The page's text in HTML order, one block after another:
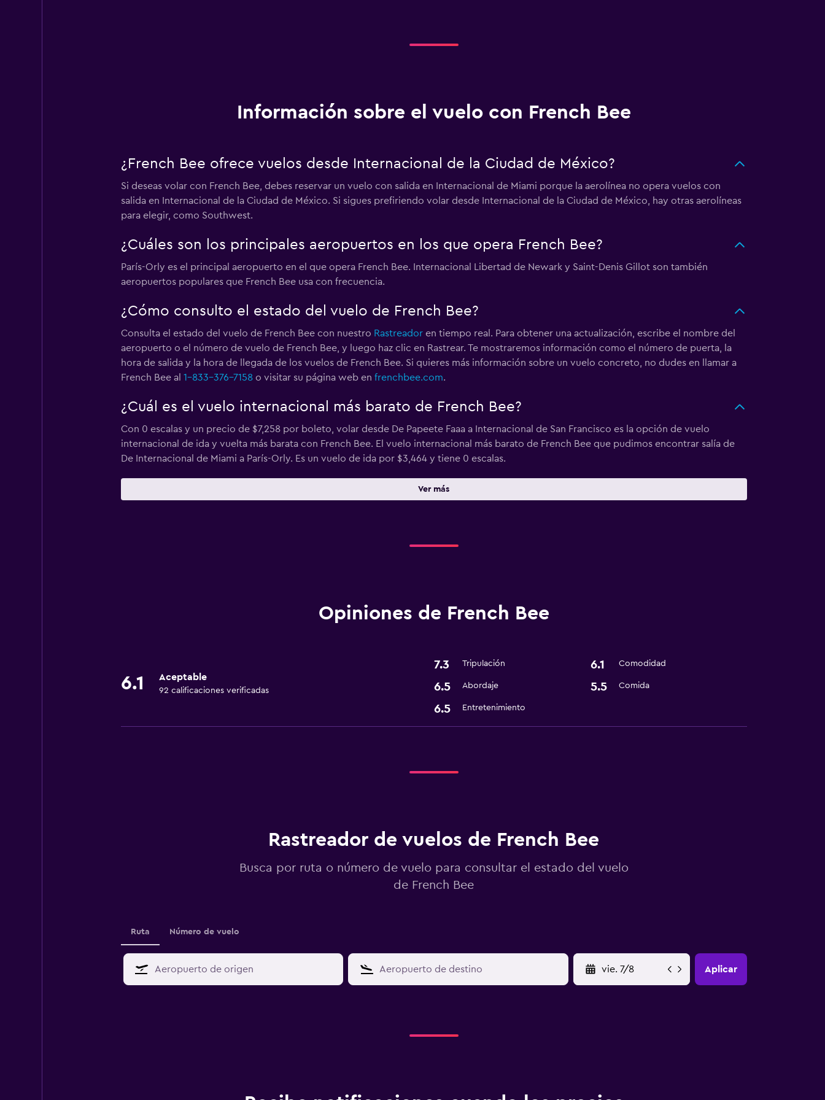
Información sobre el vuelo con French Bee
¿French Bee ofrece vuelos desde Internacional de la Ciudad de México?
Si deseas volar con French Bee, debes reservar un vuelo con salida en Internacional de Miami porque la aerolínea no opera vuelos con
salida en Internacional de la Ciudad de México. Si sigues prefiriendo volar desde Internacional de la Ciudad de México, hay otras aerolíneas
para elegir, como Southwest.
¿Cuáles son los principales aeropuertos en los que opera French Bee?
París-Orly es el principal aeropuerto en el que opera French Bee. Internacional Libertad de Newark y Saint-Denis Gillot son también
aeropuertos populares que French Bee usa con frecuencia.
¿Cómo consulto el estado del vuelo de French Bee?
Consulta el estado del vuelo de French Bee con nuestro Rastreadoren tiempo real. Para obtener una actualización, escribe el nombre del
aeropuerto o el número de vuelo de French Bee, y luego haz clic en Rastrear. Te mostraremos información como el número de puerta, la
hora de salida y la hora de llegada de los vuelos de French Bee. Si quieres más información sobre un vuelo concreto, no dudes en llamar a
French Bee al 1-833-376-7158o visitar su página web en frenchbee.com.
¿Cuál es el vuelo internacional más barato de French Bee?
Con 0 escalas y un precio de $7,258 por boleto, volar desde De Papeete Faaa a Internacional de San Francisco es la opción de vuelo
internacional de ida y vuelta más barata con French Bee. El vuelo internacional más barato de French Bee que pudimos encontrar salía de
De Internacional de Miami a París-Orly. Es un vuelo de ida por $3,464 y tiene 0 escalas.
Ver más
Opiniones de French Bee
6.1 Aceptable
92 calificaciones verificadas
7.3 Tripulación 6.1 Comodidad
6.5 Abordaje 5.5 Comida
6.5 Entretenimiento
Rastreador de vuelos de French Bee
Busca por ruta o número de vuelo para consultar el estado del vuelo
de French Bee
Ruta Número de vuelo
Aplicar